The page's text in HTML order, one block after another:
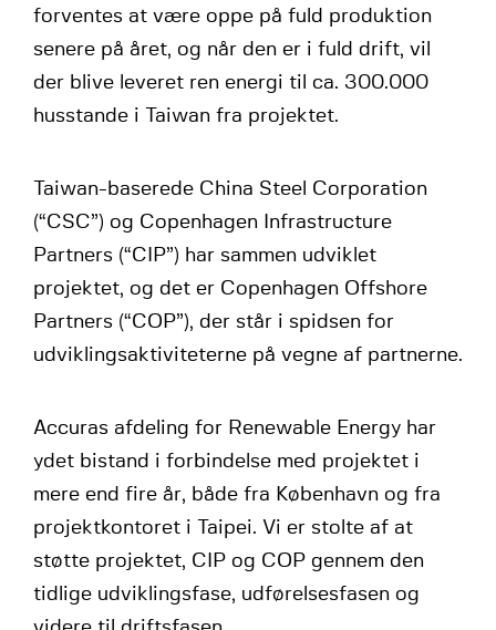
forventes at være oppe på fuld produktion
senere på året, og når den er i fuld drift, vil
der blive leveret ren energi til ca. 300.000
husstande i Taiwan fra projektet.
Taiwan-baserede China Steel Corporation
(“CSC”) og Copenhagen Infrastructure
Partners (“CIP”) har sammen udviklet
projektet, og det er Copenhagen Offshore
Partners (“COP”), der står i spidsen for
udviklingsaktiviteterne på vegne af partnerne.
Accuras afdeling for Renewable Energy har
ydet bistand i forbindelse med projektet i
mere end fire år, både fra København og fra
projektkontoret i Taipei. Vi er stolte af at
støtte projektet, CIP og COP gennem den
tidlige udviklingsfase, udførelsesfasen og